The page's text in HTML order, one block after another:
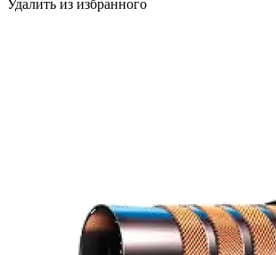
Удалить из избранного